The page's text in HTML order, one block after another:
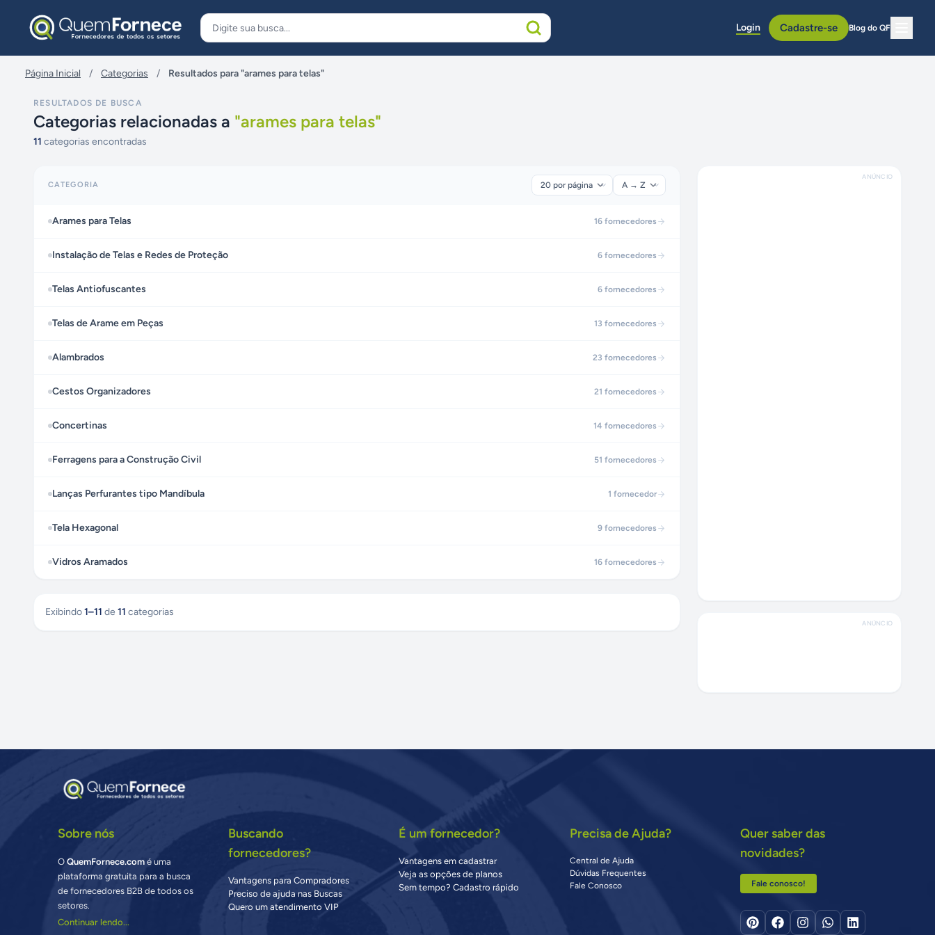
Login Cadastre-se Blog do QF
Página Inicial / Categorias / Resultados para "arames para telas"
RESULTADOS DE BUSCA
Categorias relacionadas a "arames para telas"
11 categorias encontradas
CATEGORIA
Arames para Telas 16 fornecedores
Instalação de Telas e Redes de Proteção 6 fornecedores
Telas Antiofuscantes 6 fornecedores
Telas de Arame em Peças 13 fornecedores
Alambrados 23 fornecedores
Cestos Organizadores 21 fornecedores
Concertinas 14 fornecedores
Ferragens para a Construção Civil 51 fornecedores
Lanças Perfurantes tipo Mandíbula 1 fornecedor
Tela Hexagonal 9 fornecedores
Vidros Aramados 16 fornecedores
Exibindo1–11 de 11 categorias
ANÚNCIO
ANÚNCIO
Sobre nós
OQuemFornece.com é uma
plataforma gratuita para a busca
de fornecedores B2B de todos os
setores.
Continuar lendo...
Buscando
fornecedores?
Vantagens para Compradores
Preciso de ajuda nas Buscas
Quero um atendimento VIP
É um fornecedor?
Vantagens em cadastrar
Veja as opções de planos
Sem tempo? Cadastro rápido
Precisa de Ajuda?
Central de Ajuda
Dúvidas Frequentes
Fale Conosco
Quer saber das
novidades?
Fale conosco!